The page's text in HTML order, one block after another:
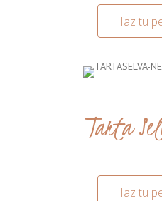
Haz tu
Tarta
Haz tu